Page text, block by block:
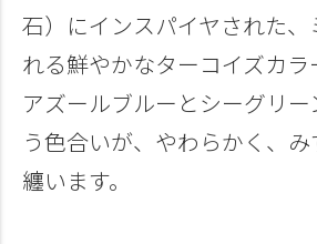
石）にインスパイヤされた、
れる鮮やかなターコイズカラ
アズールブルーとシーグリ
う色合いが、やわらかく、
纏います。